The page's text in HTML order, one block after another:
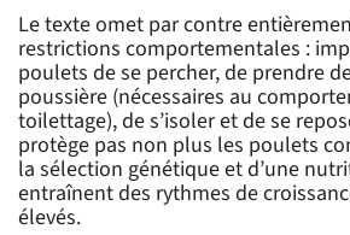
Le texte omet par contre
restrictions comportementales :
poulets de se percher, de prendre
poussière (nécessaires au
toilettage), de s’isoler et de se
protège pas non plus les poulets
la sélection génétique et d’une
entraînent des rythmes de
élevés.